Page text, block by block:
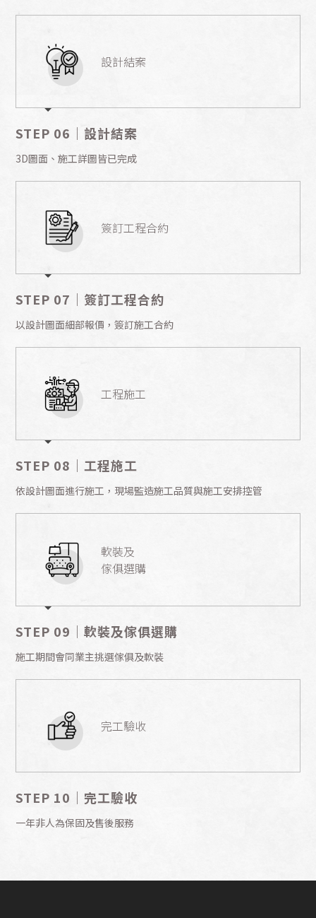
設計結案
STEP 06｜設計結案
3D圖面、施工詳圖皆已完成
簽訂工程合約
STEP 07｜簽訂工程合約
以設計圖面細部報價，簽訂施工合約
工程施工
STEP 08｜工程施工
依設計圖面進行施工，現場監造施工品質與施工安排控管
軟裝及
傢俱選購
STEP 09｜軟裝及傢俱選購
施工期間會同業主挑選傢俱及軟裝
完工驗收
STEP 10｜完工驗收
一年非人為保固及售後服務